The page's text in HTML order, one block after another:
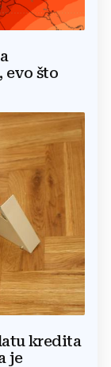
evo što
kredita
je